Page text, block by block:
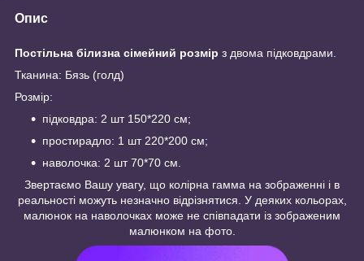
Опис
Постільна білизна сімейний розмір з двома підковдрами.
Тканина: Бязь (голд)
Розмір:
підковдра: 2 шт 150*220 см;
простирадло: 1 шт 220*200 см;
наволочка: 2 шт 70*70 см.
Звертаємо Вашу увагу, що колірна гамма на зображенні і в
реальності можуть незначно відрізнятися. У деяких кольорах,
малюнок на наволочках може не співпадати із зображеним
малюнком на фото.